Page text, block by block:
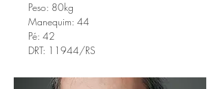
Peso: 80kg
Manequim: 44
Pé: 42
DRT: 11944/RS